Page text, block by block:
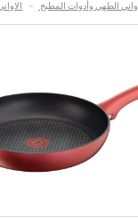
أواني الطهي وأدوات المطبخ >